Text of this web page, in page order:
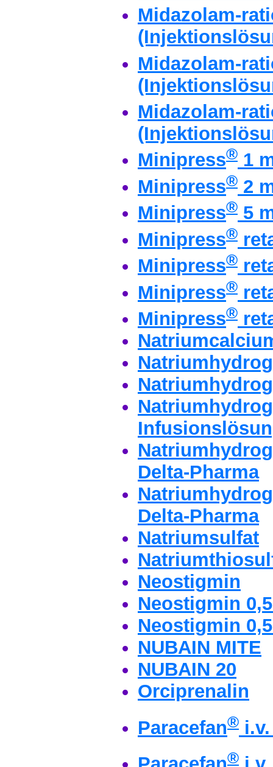
Midazolam-
Midazolam-
Midazolam-
Minipress® 1
Minipress® 2
Minipress® 5
Minipress®
Minipress®
Minipress®
Minipress®
Delta-Pharma
Delta-Pharma
Natriumsulfat
Neostigmin
Neostigmin
Neostigmin
NUBAIN MITE
NUBAIN 20
Orciprenalin
Paracefan®
®